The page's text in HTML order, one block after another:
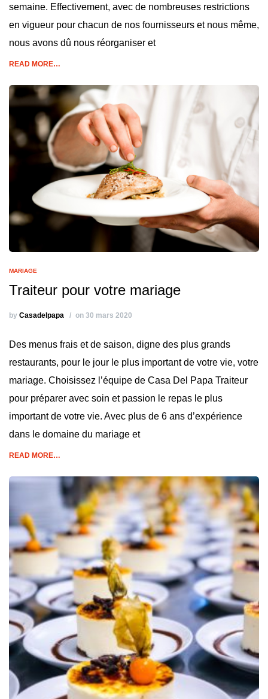
semaine. Effectivement, avec de nombreuses restrictions
en vigueur pour chacun de nos fournisseurs et nous même,
nous avons dû nous réorganiser et
READ MORE…
MARIAGE
Traiteur pour votre mariage
by Casadelpapa on 30 mars 2020
Des menus frais et de saison, digne des plus grands
restaurants, pour le jour le plus important de votre vie, votre
mariage. Choisissez l’équipe de Casa Del Papa Traiteur
pour préparer avec soin et passion le repas le plus
important de votre vie. Avec plus de 6 ans d’expérience
dans le domaine du mariage et
READ MORE…